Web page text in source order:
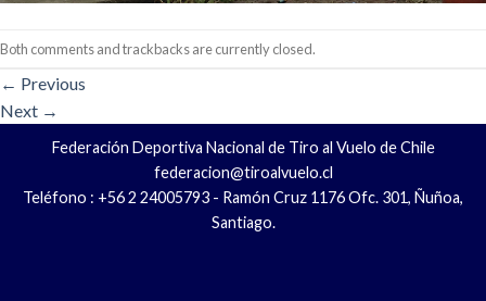
Both comments and trackbacks are currently closed.
← Previous
Next →
Federación Deportiva Nacional de Tiro al Vuelo de Chile
federacion@tiroalvuelo.cl
Teléfono : +56 2 24005793 - Ramón Cruz 1176 Ofc. 301, Ñuñoa,
Santiago.